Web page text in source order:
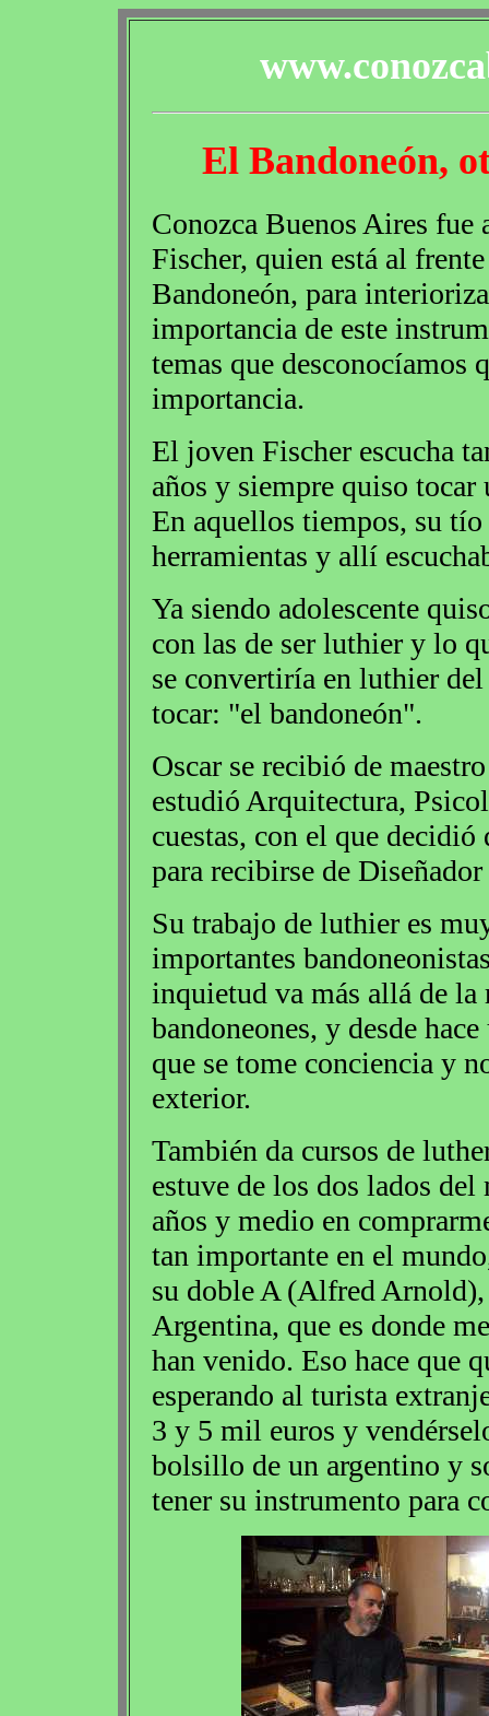
El Bandoneón,
Conozca Buenos Aires fue
Fischer, quien está al
Bandoneón, para
importancia de este
temas que desconocíamos
importancia.
El joven Fischer escucha
años y siempre quiso
En aquellos tiempos, su
herramientas y allí
Ya siendo adolescente
con las de ser luthier y lo
se convertiría en luthier
tocar: "el bandoneón".
Oscar se recibió de
estudió Arquitectura,
cuestas, con el que decidió
para recibirse de
Su trabajo de luthier es
importantes
inquietud va más allá de
bandoneones, y desde
que se tome conciencia y
exterior.
También da cursos de
estuve de los dos lados
años y medio en
tan importante en el
su doble A (Alfred Arnold),
Argentina, que es donde
han venido. Eso hace que
esperando al turista
3 y 5 mil euros y
bolsillo de un argentino y
tener su instrumento para